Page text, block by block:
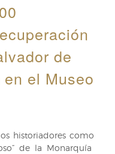
de
el Museo
historiadores como
de la Monarquía